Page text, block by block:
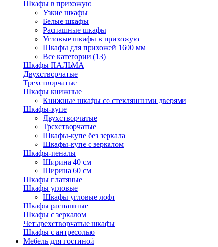
Шкафы в прихожую
Узкие шкафы
Белые шкафы
Распашные шкафы
Угловые шкафы в прихожую
Шкафы для прихожей 1600 мм
Все категории (13)
Шкафы ПАЛЬМА
Двухстворчатые
Трехстворчатые
Шкафы книжные
Книжные шкафы со стеклянными дверями
Шкафы-купе
Двухстворчатые
Трехстворчатые
Шкафы-купе без зеркала
Шкафы-купе с зеркалом
Шкафы-пеналы
Ширина 40 см
Ширина 60 см
Шкафы платяные
Шкафы угловые
Шкафы угловые лофт
Шкафы распашные
Шкафы с зеркалом
Четырехстворчатые шкафы
Шкафы с антресолью
Мебель для гостиной